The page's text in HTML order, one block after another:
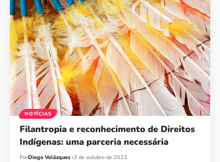
NOTÍCIAS
Filantropia e reconhecimento de Direitos
Indígenas: uma parceria necessária
PorDiego Velázquez 3 de outubro de 2023